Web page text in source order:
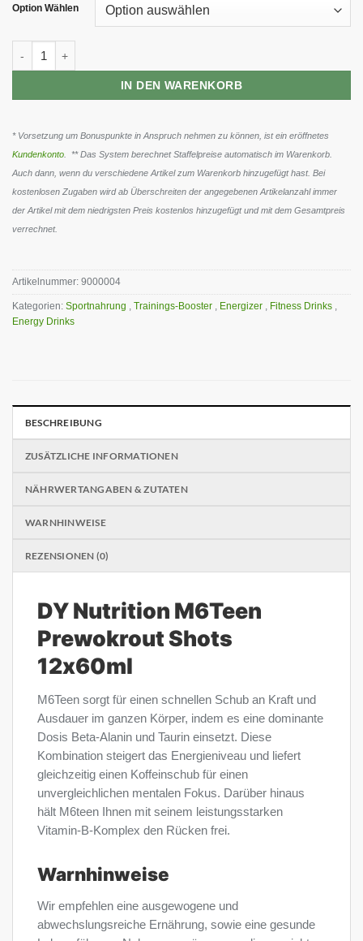
Option Wählen
IN DEN WARENKORB
* Vorsetzung um Bonuspunkte in Anspruch nehmen zu können, ist ein eröffnetes
Kundenkonto . ** Das System berechnet Staffelpreise automatisch im Warenkorb.
Auch dann, wenn du verschiedene Artikel zum Warenkorb hinzugefügt hast. Bei
kostenlosen Zugaben wird ab Überschreiten der angegebenen Artikelanzahl immer
der Artikel mit dem niedrigsten Preis kostenlos hinzugefügt und mit dem Gesamtpreis
verrechnet.
Artikelnummer: 9000004
Kategorien: Sportnahrung , Trainings-Booster , Energizer , Fitness Drinks ,
Energy Drinks
BESCHREIBUNG
ZUSÄTZLICHE INFORMATIONEN
NÄHRWERTANGABEN & ZUTATEN
WARNHINWEISE
REZENSIONEN (0)
DY Nutrition M6Teen
Prewokrout Shots
12x60ml
M6Teen sorgt für einen schnellen Schub an Kraft und
Ausdauer im ganzen Körper, indem es eine dominante
Dosis Beta-Alanin und Taurin einsetzt. Diese
Kombination steigert das Energieniveau und liefert
gleichzeitig einen Koffeinschub für einen
unvergleichlichen mentalen Fokus. Darüber hinaus
hält M6teen Ihnen mit seinem leistungsstarken
Vitamin-B-Komplex den Rücken frei.
Warnhinweise
Wir empfehlen eine ausgewogene und
abwechslungsreiche Ernährung, sowie eine gesunde